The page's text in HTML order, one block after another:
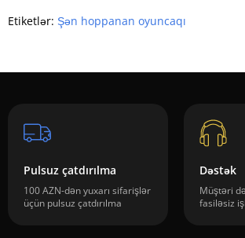
Etiketlər: Şən hoppanan oyuncaqı
Pulsuz çatdırılma
100 AZN-dən yuxarı sifarişlər
üçün pulsuz çatdırılma
Dəstək
Müştəri
fasiləsiz